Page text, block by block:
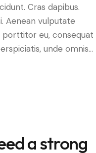
Cras dapibus.
Aenean vulputate
porttitor eu, consequat
unde omnis…
a strong